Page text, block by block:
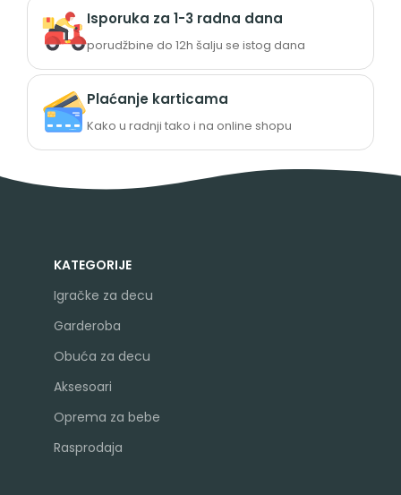
Isporuka za 1-3 radna dana
porudžbine do 12h šalju se istog dana
Plaćanje karticama
Kako u radnji tako i na online shopu
KATEGORIJE
Igračke za decu
Garderoba
Obuća za decu
Aksesoari
Oprema za bebe
Rasprodaja